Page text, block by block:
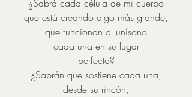
¿Sabrá cada célula de mi cuerpo
que está creando algo más grande,
que funcionan al unísono
cada una en su lugar
perfecto?
¿Sabrán que sostiene cada una,
desde su rincón,